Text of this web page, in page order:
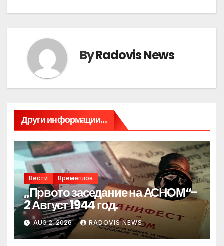
ByRadovis News
Други информации...
Вести Времеплов
„Првото заседание на АСНОМ“-
2 Август 1944 год.
AUG 2, 2026 RADOVIS NEWS